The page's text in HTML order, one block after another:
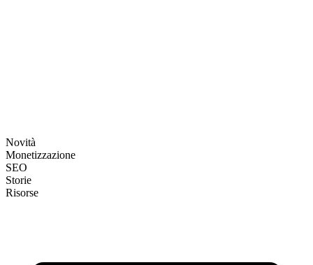
Novità
Monetizzazione
SEO
Storie
Risorse